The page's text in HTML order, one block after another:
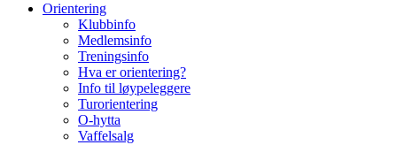
Orientering
Klubbinfo
Medlemsinfo
Treningsinfo
Hva er orientering?
Info til løypeleggere
Turorientering
O-hytta
Vaffelsalg